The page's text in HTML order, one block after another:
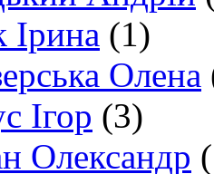
Ірина (1)
Олена
Ігор (3)
Олександр